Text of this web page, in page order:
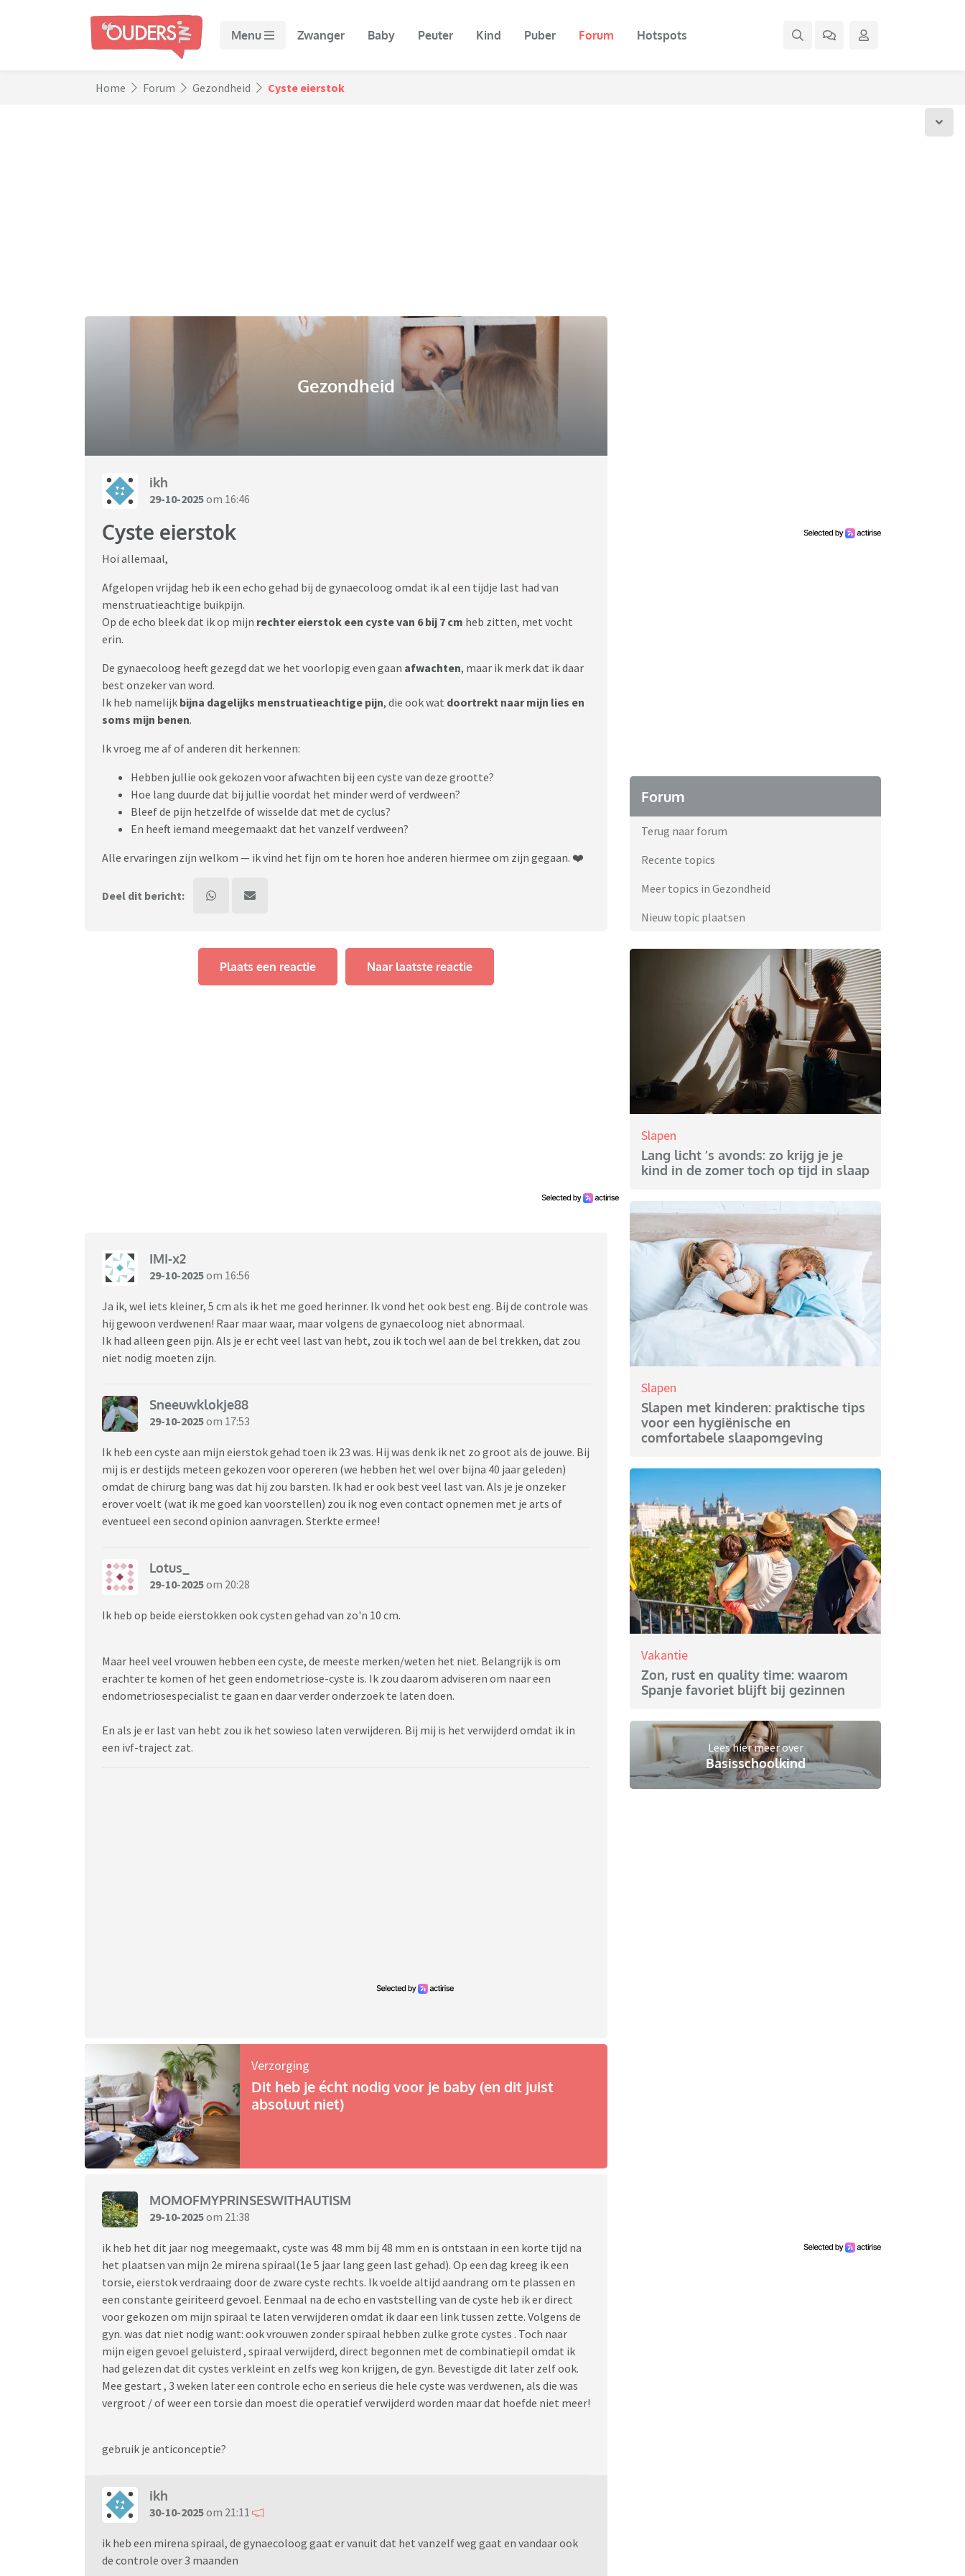
Menu Zwanger Baby Peuter Kind Puber Forum Hotspots
Home Forum Gezondheid Cyste eierstok
Gezondheid
ikh
29-10-2025om 16:46
Cyste eierstok
Hoi allemaal,
Afgelopen vrijdag heb ik een echo gehad bij de gynaecoloog omdat ik al een tijdje last had van
menstruatieachtige buikpijn.
Op de echo bleek dat ik op mijn rechter eierstok een cyste van 6 bij 7 cm heb zitten, met vocht
erin.
De gynaecoloog heeft gezegd dat we het voorlopig even gaan afwachten, maar ik merk dat ik daar
best onzeker van word.
Ik heb namelijk bijna dagelijks menstruatieachtige pijn, die ook wat doortrekt naar mijn lies en
soms mijn benen.
Ik vroeg me af of anderen dit herkennen:
Hebben jullie ook gekozen voor afwachten bij een cyste van deze grootte?
Hoe lang duurde dat bij jullie voordat het minder werd of verdween?
Bleef de pijn hetzelfde of wisselde dat met de cyclus?
En heeft iemand meegemaakt dat het vanzelf verdween?
Alle ervaringen zijn welkom — ik vind het fijn om te horen hoe anderen hiermee om zijn gegaan. ❤️
Deel dit bericht:
Plaats een reactie Naar laatste reactie
IMI-x2
29-10-2025om 16:56
Ja ik, wel iets kleiner, 5 cm als ik het me goed herinner. Ik vond het ook best eng. Bij de controle was
hij gewoon verdwenen! Raar maar waar, maar volgens de gynaecoloog niet abnormaal.
Ik had alleen geen pijn. Als je er echt veel last van hebt, zou ik toch wel aan de bel trekken, dat zou
niet nodig moeten zijn.
Sneeuwklokje88
29-10-2025om 17:53
Ik heb een cyste aan mijn eierstok gehad toen ik 23 was. Hij was denk ik net zo groot als de jouwe. Bij
mij is er destijds meteen gekozen voor opereren (we hebben het wel over bijna 40 jaar geleden)
omdat de chirurg bang was dat hij zou barsten. Ik had er ook best veel last van. Als je je onzeker
erover voelt (wat ik me goed kan voorstellen) zou ik nog even contact opnemen met je arts of
eventueel een second opinion aanvragen. Sterkte ermee!
Lotus_
29-10-2025om 20:28
Ik heb op beide eierstokken ook cysten gehad van zo'n 10 cm.
Maar heel veel vrouwen hebben een cyste, de meeste merken/weten het niet. Belangrijk is om
erachter te komen of het geen endometriose-cyste is. Ik zou daarom adviseren om naar een
endometriosespecialist te gaan en daar verder onderzoek te laten doen.
En als je er last van hebt zou ik het sowieso laten verwijderen. Bij mij is het verwijderd omdat ik in
een ivf-traject zat.
Verzorging
Dit heb je écht nodig voor je baby (en dit juist
absoluut niet)
MOMOFMYPRINSESWITHAUTISM
29-10-2025om 21:38
ik heb het dit jaar nog meegemaakt, cyste was 48 mm bij 48 mm en is ontstaan in een korte tijd na
het plaatsen van mijn 2e mirena spiraal(1e 5 jaar lang geen last gehad). Op een dag kreeg ik een
torsie, eierstok verdraaing door de zware cyste rechts. Ik voelde altijd aandrang om te plassen en
een constante geiriteerd gevoel. Eenmaal na de echo en vaststelling van de cyste heb ik er direct
voor gekozen om mijn spiraal te laten verwijderen omdat ik daar een link tussen zette. Volgens de
gyn. was dat niet nodig want: ook vrouwen zonder spiraal hebben zulke grote cystes . Toch naar
mijn eigen gevoel geluisterd , spiraal verwijderd, direct begonnen met de combinatiepil omdat ik
had gelezen dat dit cystes verkleint en zelfs weg kon krijgen, de gyn. Bevestigde dit later zelf ook.
Mee gestart , 3 weken later een controle echo en serieus die hele cyste was verdwenen, als die was
vergroot / of weer een torsie dan moest die operatief verwijderd worden maar dat hoefde niet meer!
gebruik je anticonceptie?
ikh
30-10-2025om 21:11
ik heb een mirena spiraal, de gynaecoloog gaat er vanuit dat het vanzelf weg gaat en vandaar ook
de controle over 3 maanden
Forum
Terug naar forum
Recente topics
Meer topics in Gezondheid
Nieuw topic plaatsen
Slapen
Lang licht ’s avonds: zo krijg je je
kind in de zomer toch op tijd in slaap
Slapen
Slapen met kinderen: praktische tips
voor een hygiënische en
comfortabele slaapomgeving
Vakantie
Zon, rust en quality time: waarom
Spanje favoriet blijft bij gezinnen
Lees hier meer over
Basisschoolkind